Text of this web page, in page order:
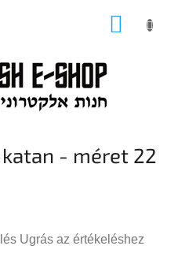
KOSÁR
- méret 22
Ugrás az értékeléshez